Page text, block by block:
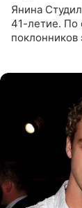
Янина
41-летие. По
поклонников